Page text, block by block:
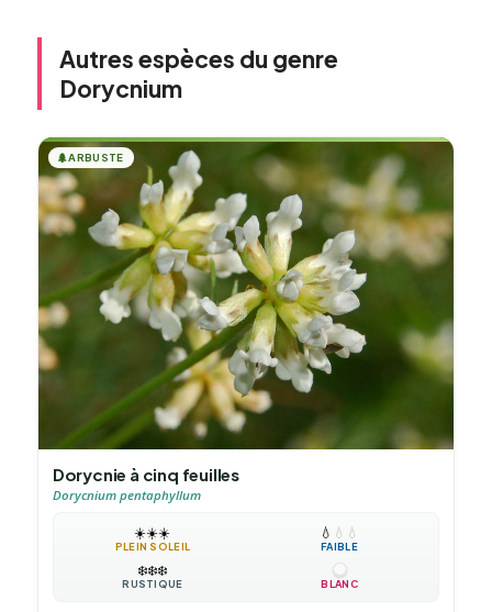
Autres espèces du genre
Dorycnium
🌲ARBUSTE
Dorycnie à cinq feuilles
Dorycnium pentaphyllum
☀️☀️☀️
PLEIN SOLEIL
💧 💧 💧
FAIBLE
❄️❄️❄️
RUSTIQUE BLANC